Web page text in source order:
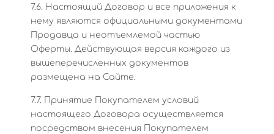
7.6. Настоящий Договор и все приложения к
нему являются официальными документами
Продавца и неотъемлемой частью
Оферты. Действующая версия каждого из
вышеперечисленных документов
размещена на Сайте.
7.7. Принятие Покупателем условий
настоящего Договора осуществляется
посредством внесения Покупателем